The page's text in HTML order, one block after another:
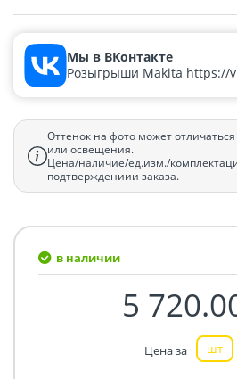
Мы в ВКонтакте
Розыгрыши Makita https://
Оттенок на фото может отличаться
или освещения.
Цена/наличие/ед.изм./
подтверждениии заказа.
в наличии
5
Цена за шт